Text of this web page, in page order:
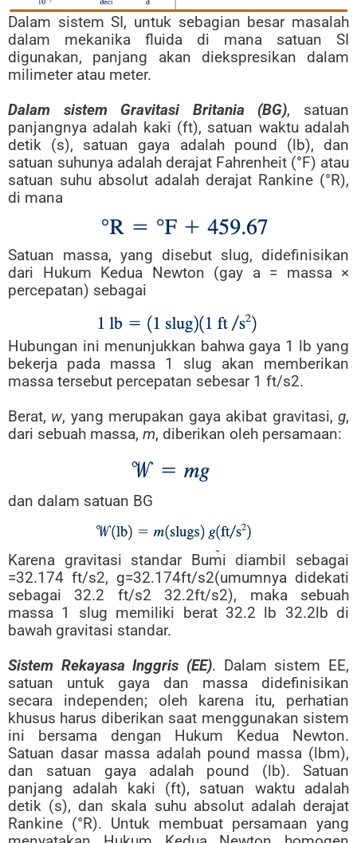
Dalam sistem SI, untuk sebagian besar masalah
dalam mekanika fluida di mana satuan SI
digunakan, panjang akan diekspresikan dalam
milimeter atau meter.
Dalam sistem Gravitasi Britania (BG), satuan
panjangnya adalah kaki (ft), satuan waktu adalah
detik (s), satuan gaya adalah pound (lb), dan
satuan suhunya adalah derajat Fahrenheit (°F) atau
satuan suhu absolut adalah derajat Rankine (°R),
di mana
Satuan massa, yang disebut slug, didefinisikan
dari Hukum Kedua Newton (gay a = massa ×
percepatan) sebagai
Hubungan ini menunjukkan bahwa gaya 1 lb yang
bekerja pada massa 1 slug akan memberikan
massa tersebut percepatan sebesar 1 ft/s2.
Berat, w, yang merupakan gaya akibat gravitasi,g,
dari sebuah massa, m, diberikan oleh persamaan:
dan dalam satuan BG
Karena gravitasi standar Bumi diambil sebagai
=32.174 ft/s2, g=32.174ft/s2(umumnya didekati
sebagai 32.2 ft/s2 32.2ft/s2), maka sebuah
massa 1 slug memiliki berat 32.2 lb 32.2lb di
bawah gravitasi standar.
Sistem Rekayasa Inggris (EE). Dalam sistem EE,
satuan untuk gaya dan massa didefinisikan
secara independen; oleh karena itu, perhatian
khusus harus diberikan saat menggunakan sistem
ini bersama dengan Hukum Kedua Newton.
Satuan dasar massa adalah pound massa (lbm),
dan satuan gaya adalah pound (lb). Satuan
panjang adalah kaki (ft), satuan waktu adalah
detik (s), dan skala suhu absolut adalah derajat
Rankine (°R). Untuk membuat persamaan yang